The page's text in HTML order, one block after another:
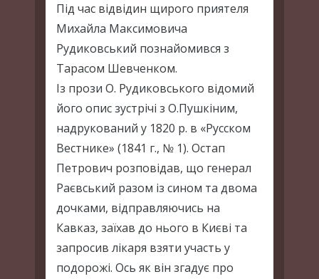
Під час відвідин щирого приятеля
Михайла Максимовича
Рудиковський познайомився з
Тарасом Шевченком.
Із прози О. Рудиковського відомий
його опис зустрічі з О.Пушкіним,
надрукований у 1820 р. в «Русском
Вестнике» (1841 г., № 1). Остап
Петрович розповідав, що генерал
Раєвський разом із сином та двома
дочками, відправляючись на
Кавказ, заїхав до нього в Києві та
запросив лікаря взяти участь у
подорожі. Ось як він згадує про